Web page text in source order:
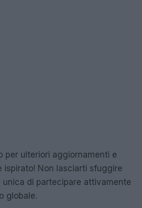
per ulteriori aggiornamenti e
ispirato! Non lasciarti sfuggire
unica di partecipare attivamente
globale.